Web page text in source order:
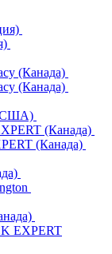
(Канада)
(Канада)
(Канада)
(Канада)
EXPERT